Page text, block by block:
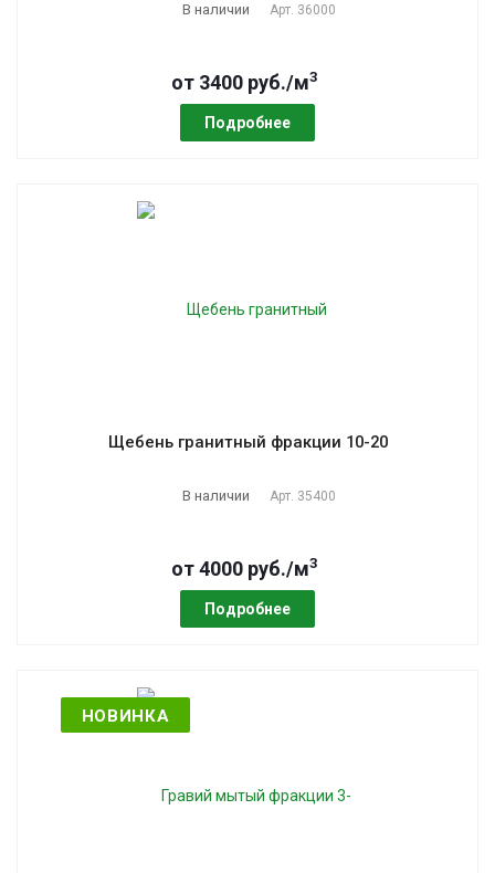
В наличии Арт. 36000
от 3400 руб./м3
Подробнее
Щебень гранитный фракции 10-20
В наличии Арт. 35400
от 4000 руб./м3
Подробнее
НОВИНКА